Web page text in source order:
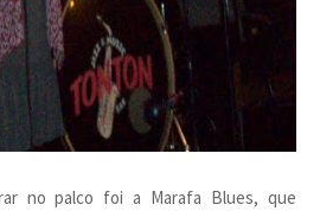
no palco foi a Marafa Blues, que